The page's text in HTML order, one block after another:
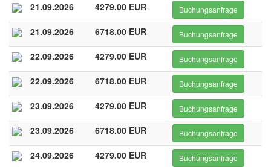
21.09.2026 4279.00 EUR Buchungsanfrage
21.09.2026 6718.00 EUR Buchungsanfrage
22.09.2026 4279.00 EUR Buchungsanfrage
22.09.2026 6718.00 EUR Buchungsanfrage
23.09.2026 4279.00 EUR Buchungsanfrage
23.09.2026 6718.00 EUR Buchungsanfrage
24.09.2026 4279.00 EUR Buchungsanfrage